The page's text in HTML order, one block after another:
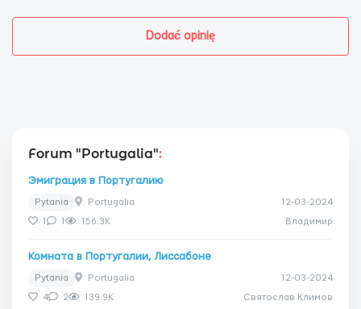
Dodać opinię
Forum "Portugalia":
Эмиграция в Португалию
Pytania Portugalia 12-03-2024
1 1 156.3K Владимир
Комната в Португалии, Лиссабоне
Pytania Portugalia 12-03-2024
4 2 139.9K Святослав Климов